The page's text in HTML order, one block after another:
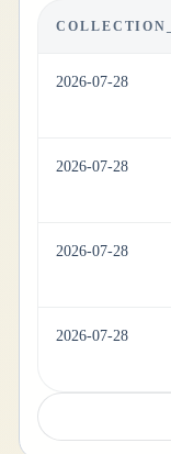
2026-07-28
2026-07-28
2026-07-28
2026-07-28